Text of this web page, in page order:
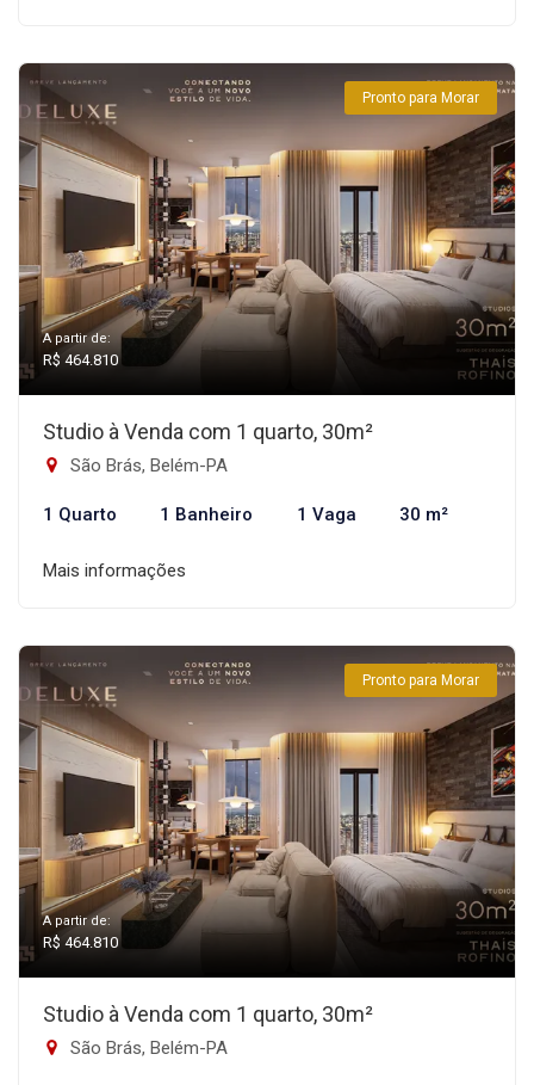
Pronto para Morar
A partir de:
R$ 464.810
Studio à Venda com 1 quarto, 30m²
São Brás, Belém-PA
1 Quarto 1 Banheiro 1 Vaga 30 m²
Mais informações
Pronto para Morar
A partir de:
R$ 464.810
Studio à Venda com 1 quarto, 30m²
São Brás, Belém-PA